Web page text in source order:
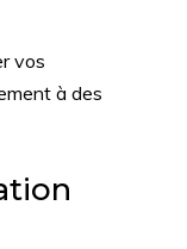
vos
à des